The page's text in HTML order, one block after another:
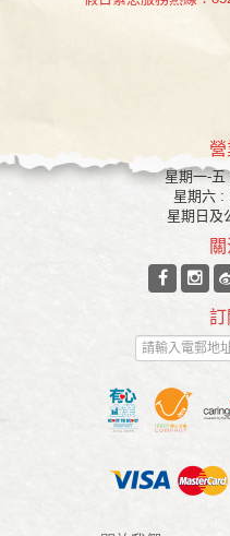
星期一-五
星期六 :
星期日及
訂